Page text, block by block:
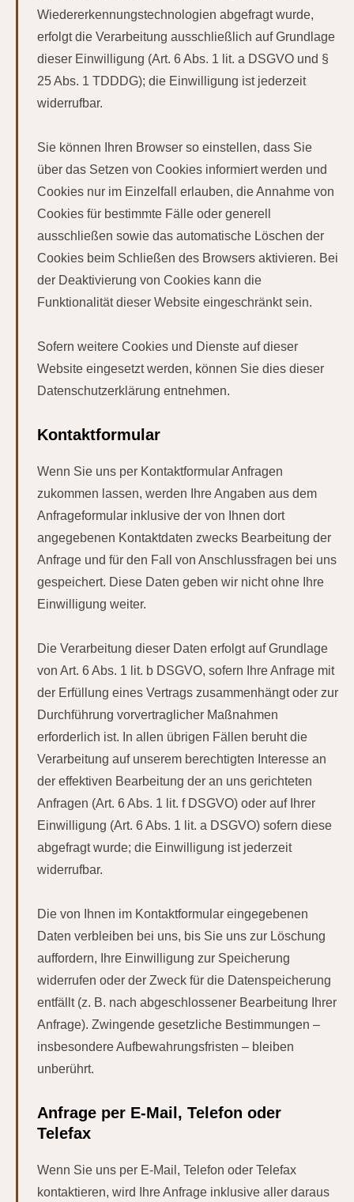
Wiedererkennungstechnologien abgefragt wurde,
erfolgt die Verarbeitung ausschließlich auf Grundlage
dieser Einwilligung (Art. 6 Abs. 1 lit. a DSGVO und §
25 Abs. 1 TDDDG); die Einwilligung ist jederzeit
widerrufbar.
Sie können Ihren Browser so einstellen, dass Sie
über das Setzen von Cookies informiert werden und
Cookies nur im Einzelfall erlauben, die Annahme von
Cookies für bestimmte Fälle oder generell
ausschließen sowie das automatische Löschen der
Cookies beim Schließen des Browsers aktivieren. Bei
der Deaktivierung von Cookies kann die
Funktionalität dieser Website eingeschränkt sein.
Sofern weitere Cookies und Dienste auf dieser
Website eingesetzt werden, können Sie dies dieser
Datenschutzerklärung entnehmen.
Kontaktformular
Wenn Sie uns per Kontaktformular Anfragen
zukommen lassen, werden Ihre Angaben aus dem
Anfrageformular inklusive der von Ihnen dort
angegebenen Kontaktdaten zwecks Bearbeitung der
Anfrage und für den Fall von Anschlussfragen bei uns
gespeichert. Diese Daten geben wir nicht ohne Ihre
Einwilligung weiter.
Die Verarbeitung dieser Daten erfolgt auf Grundlage
von Art. 6 Abs. 1 lit. b DSGVO, sofern Ihre Anfrage mit
der Erfüllung eines Vertrags zusammenhängt oder zur
Durchführung vorvertraglicher Maßnahmen
erforderlich ist. In allen übrigen Fällen beruht die
Verarbeitung auf unserem berechtigten Interesse an
der effektiven Bearbeitung der an uns gerichteten
Anfragen (Art. 6 Abs. 1 lit. f DSGVO) oder auf Ihrer
Einwilligung (Art. 6 Abs. 1 lit. a DSGVO) sofern diese
abgefragt wurde; die Einwilligung ist jederzeit
widerrufbar.
Die von Ihnen im Kontaktformular eingegebenen
Daten verbleiben bei uns, bis Sie uns zur Löschung
auffordern, Ihre Einwilligung zur Speicherung
widerrufen oder der Zweck für die Datenspeicherung
entfällt (z. B. nach abgeschlossener Bearbeitung Ihrer
Anfrage). Zwingende gesetzliche Bestimmungen –
insbesondere Aufbewahrungsfristen – bleiben
unberührt.
Anfrage per E-Mail, Telefon oder
Telefax
Wenn Sie uns per E-Mail, Telefon oder Telefax
kontaktieren, wird Ihre Anfrage inklusive aller daraus